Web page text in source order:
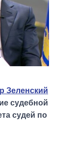
Зеленский
судебной
судей по